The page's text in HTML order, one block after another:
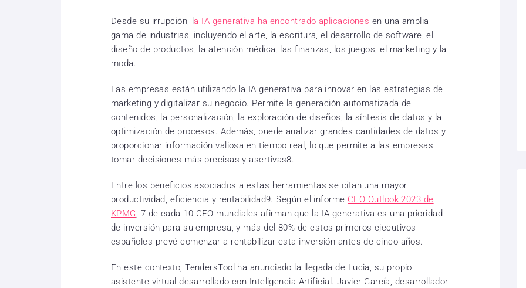
Desde su irrupción, la IA generativa ha encontrado aplicaciones en una amplia
gama de industrias, incluyendo el arte, la escritura, el desarrollo de software, el
diseño de productos, la atención médica, las finanzas, los juegos, el marketing y la
moda.
Las empresas están utilizando la IA generativa para innovar en las estrategias de
marketing y digitalizar su negocio. Permite la generación automatizada de
contenidos, la personalización, la exploración de diseños, la síntesis de datos y la
optimización de procesos. Además, puede analizar grandes cantidades de datos y
proporcionar información valiosa en tiempo real, lo que permite a las empresas
tomar decisiones más precisas y asertivas8.
Entre los beneficios asociados a estas herramientas se citan una mayor
productividad, eficiencia y rentabilidad9. Según el informe CEO Outlook 2023 de
KPMG, 7 de cada 10 CEO mundiales afirman que la IA generativa es una prioridad
de inversión para su empresa, y más del 80% de estos primeros ejecutivos
españoles prevé comenzar a rentabilizar esta inversión antes de cinco años.
En este contexto, TendersTool ha anunciado la llegada de Lucia, su propio
asistente virtual desarrollado con Inteligencia Artificial. Javier García, desarrollador